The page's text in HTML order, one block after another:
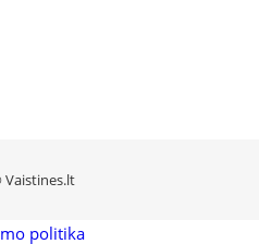
Vaistines.lt
politika